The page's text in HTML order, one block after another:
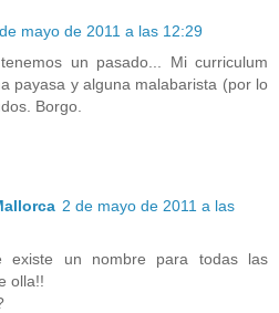
mayo de 2011 a las 12:29
un pasado... Mi curriculum
payasa y alguna malabarista (por lo
Borgo.
2 de mayo de 2011 a las
existe un nombre para todas las
olla!!